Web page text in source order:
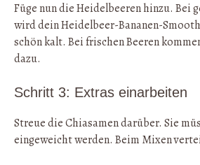
Füge nun die Heidelbeeren hinzu. Bei
wird dein Heidelbeer-Bananen-
schön kalt. Bei frischen Beeren
dazu.
Schritt 3: Extras einarbeiten
Streue die Chiasamen darüber. Sie
eingeweicht werden. Beim Mixen